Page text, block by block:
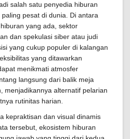
salah satu penyedia hiburan
pesat di dunia. Di antara
yang ada, sektor
dan spekulasi siber atau judi
yang cukup populer di kalangan
yang ditawarkan
menikmati atmosfer
langsung dari balik meja
menjadikannya alternatif pelarian
rutinitas harian.
kepraktisan dan visual dinamis
tersebut, ekosistem hiburan